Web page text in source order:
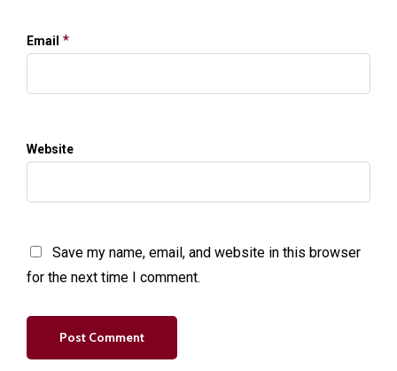
Email *
Website
Save my name, email, and website in this browser
for the next time I comment.